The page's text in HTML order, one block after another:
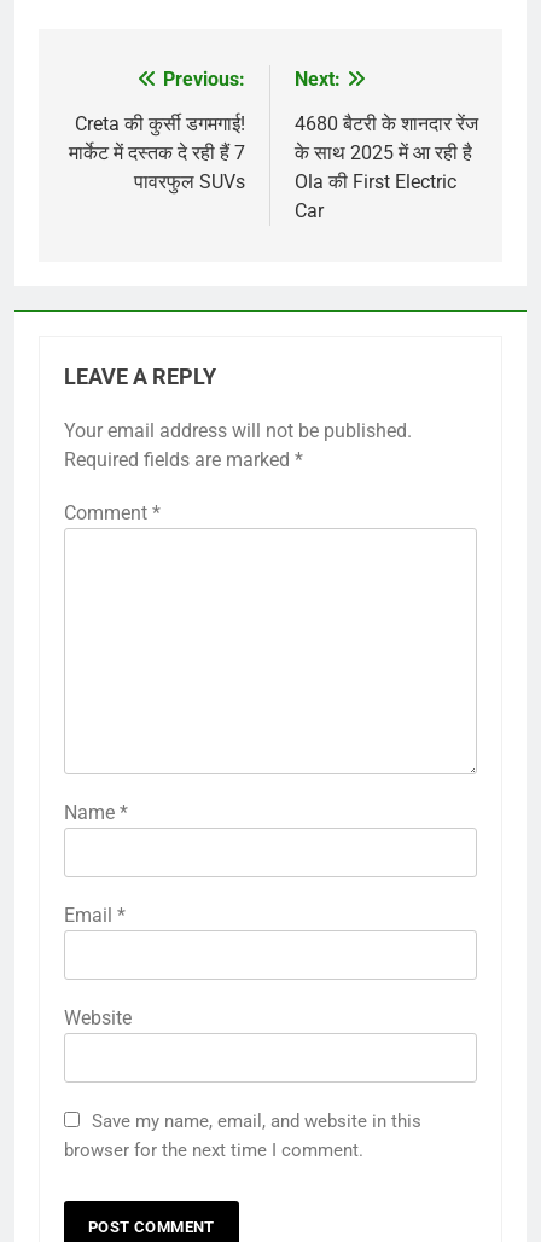
navigation
Previous:
Creta की कुर्सी डगमगाई!
मार्केट में दस्तक दे रही हैं 7
पावरफुल SUVs
Next:
4680 बैटरी के शानदार रेंज
के साथ 2025 में आ रही है
Ola की First Electric
Car
LEAVE A REPLY
Your email address will not be published.
Required fields are marked *
Comment *
Name *
Email *
Website
Save my name, email, and website in this
browser for the next time I comment.